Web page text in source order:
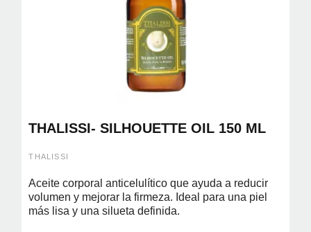
THALISSI- SILHOUETTE OIL 150 ML
THALISSI
Aceite corporal anticelulítico que ayuda a reducir
volumen y mejorar la firmeza. Ideal para una piel
más lisa y una silueta definida.